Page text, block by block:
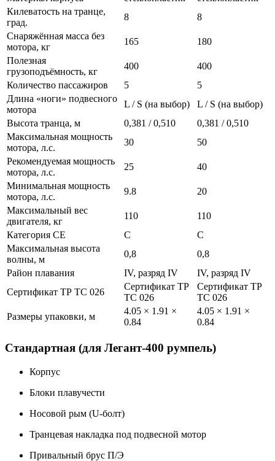
Килеватость на транце,
град.
8
8
Снаряжённая масса без
мотора, кг
165
180
Полезная
грузоподъёмность, кг
400
400
Количество пассажиров
5
5
Длина «ноги» подвесного
мотора
L / S (на выбор)
L / S (на выбор)
Высота транца, м
0,381 / 0,510
0,381 / 0,510
Максимальная мощность
мотора, л.с.
30
50
Рекомендуемая мощность
мотора, л.с.
25
40
Минимальная мощность
мотора, л.с.
9.8
20
Максимальный вес
двигателя, кг
110
110
Категория CE
C
C
Максимальная высота
волны, м
0,8
0,8
Район плавания
IV, разряд IV
IV, разряд IV
Сертификат ТР ТС 026
Сертификат ТР
ТС 026
Сертификат ТР
ТС 026
Размеры упаковки, м
4.05 × 1.91 ×
0.84
4.05 × 1.91 ×
0.84
Стандартная (для Легант-400 румпель)
Корпус
Блоки плавучести
Носовой рым (U-болт)
Транцевая накладка под подвесной мотор
Привальный брус П/Э